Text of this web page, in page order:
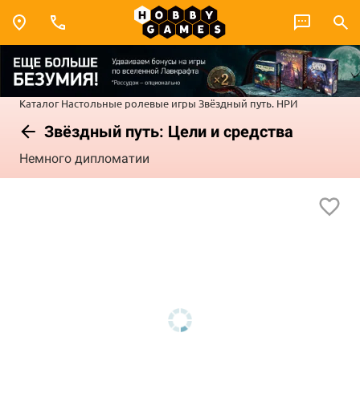
Каталог Настольные ролевые игры Звёздный путь. НРИ
Звёздный путь: Цели и средства
Немного дипломатии